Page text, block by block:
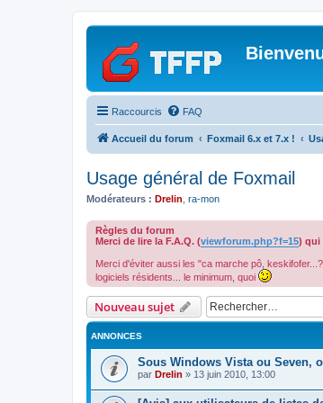
Raccourcis FAQ
Accueil du forum Foxmail 6.x et 7.x !
Usage général de Foxmail
Modérateurs : Drelin ra-mon
Règles du forum
Merci de lire la F.A.Q. (viewforum.php?f=15) qui
Merci d'éviter aussi les "ca marche pô,
logiciels résidents... le minimum, quoi
Nouveau sujet
ANNONCES
Sous Windows Vista ou Seven,
par Drelin » 13 juin 2010, 13:00